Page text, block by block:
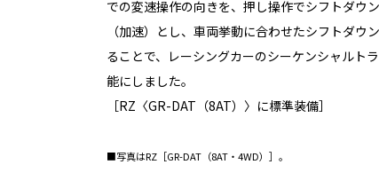
での変速操作の向きを、押し操作でシフトダウ
（加速）とし、車両挙動に合わせたシフトダウ
ることで、レーシングカーのシーケンシャルト
能にしました。
［RZ〈GR-DAT（8AT）〉に標準装備］
■写真はRZ［GR-DAT（8AT・4WD）］。